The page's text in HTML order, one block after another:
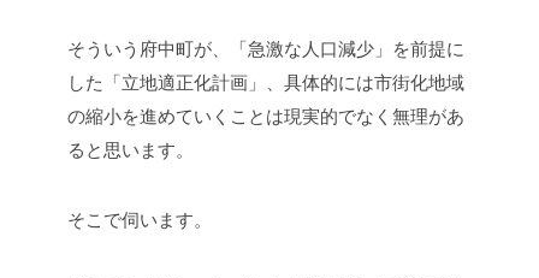
そういう府中町が、「急激な人口減少」を前提に
した「立地適正化計画」、具体的には市街化地域
の縮小を進めていくことは現実的でなく無理があ
ると思います。
そこで伺います。